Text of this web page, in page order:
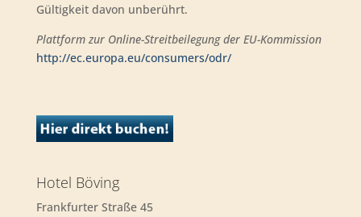
Gültigkeit davon unberührt.
Plattform zur Online-Streitbeilegung der EU-Kommission
http://ec.europa.eu/consumers/odr/
Hotel Böving
Frankfurter Straße 45